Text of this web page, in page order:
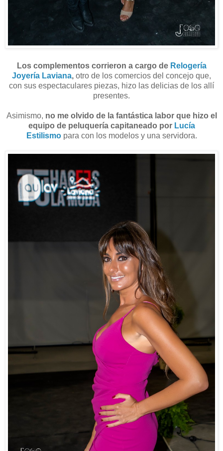
Los complementos corrieron a cargo de Relogería
Joyería Laviana, otro de los comercios del concejo que,
con sus espectaculares piezas, hizo las delicias de los allí
presentes.
Asimismo, no me olvido de la fantástica labor que hizo el
equipo de peluquería capitaneado por Lucía
Estilismopara con los modelos y una servidora.